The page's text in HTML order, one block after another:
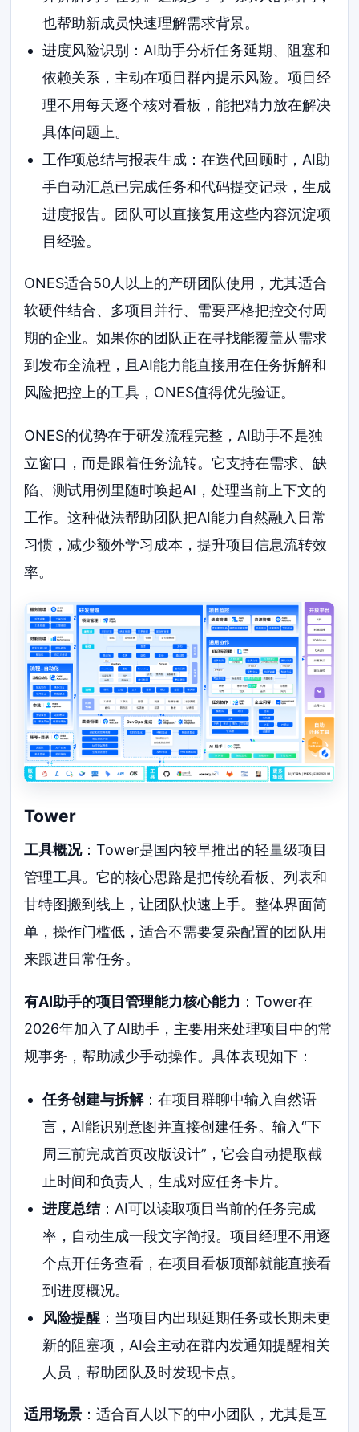
也帮助新成员快速理解需求背景。
进度风险识别：AI助手分析任务延期、阻塞和
依赖关系，主动在项目群内提示风险。项目经
理不用每天逐个核对看板，能把精力放在解决
具体问题上。
工作项总结与报表生成：在迭代回顾时，AI助
手自动汇总已完成任务和代码提交记录，生成
进度报告。团队可以直接复用这些内容沉淀项
目经验。
ONES适合50人以上的产研团队使用，尤其适合
软硬件结合、多项目并行、需要严格把控交付周
期的企业。如果你的团队正在寻找能覆盖从需求
到发布全流程，且AI能力能直接用在任务拆解和
风险把控上的工具，ONES值得优先验证。
ONES的优势在于研发流程完整，AI助手不是独
立窗口，而是跟着任务流转。它支持在需求、缺
陷、测试用例里随时唤起AI，处理当前上下文的
工作。这种做法帮助团队把AI能力自然融入日常
习惯，减少额外学习成本，提升项目信息流转效
率。
Tower
工具概况：Tower是国内较早推出的轻量级项目
管理工具。它的核心思路是把传统看板、列表和
甘特图搬到线上，让团队快速上手。整体界面简
单，操作门槛低，适合不需要复杂配置的团队用
来跟进日常任务。
有AI助手的项目管理能力核心能力 ：Tower在
2026年加入了AI助手，主要用来处理项目中的常
规事务，帮助减少手动操作。具体表现如下：
任务创建与拆解：在项目群聊中输入自然语
言，AI能识别意图并直接创建任务。输入“下
周三前完成首页改版设计”，它会自动提取截
止时间和负责人，生成对应任务卡片。
进度总结：AI可以读取项目当前的任务完成
率，自动生成一段文字简报。项目经理不用逐
个点开任务查看，在项目看板顶部就能直接看
到进度概况。
风险提醒：当项目内出现延期任务或长期未更
新的阻塞项，AI会主动在群内发通知提醒相关
人员，帮助团队及时发现卡点。
适用场景 ：适合百人以下的中小团队，尤其是互